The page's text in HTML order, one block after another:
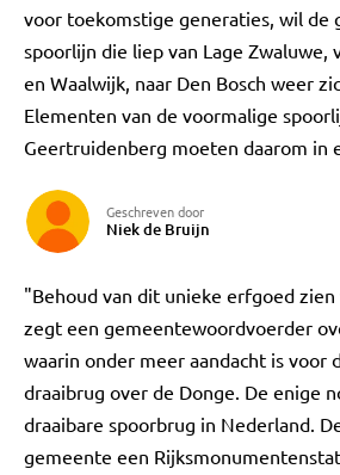
voor toekomstige generaties, wil de
spoorlijn die liep van Lage Zwaluwe,
en Waalwijk, naar Den Bosch weer
Elementen van de voormalige
Geertruidenberg moeten daarom in
Geschreven door
Niek de Bruijn
"Behoud van dit unieke erfgoed zien
zegt een gemeentewoordvoerder
waarin onder meer aandacht is voor
draaibrug over de Donge. De enige
draaibare spoorbrug in Nederland.
gemeente een